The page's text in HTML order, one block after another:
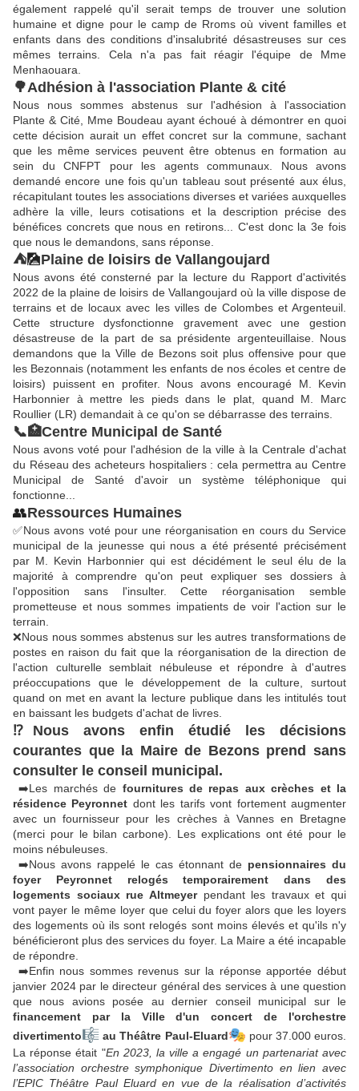
également rappelé qu'il serait temps de trouver une solution
humaine et digne pour le camp de Rroms où vivent familles et
enfants dans des conditions d'insalubrité désastreuses sur ces
mêmes terrains. Cela n'a pas fait réagir l'équipe de Mme
Menhaouara.
🌳Adhésion à l'association Plante & cité
Nous nous sommes abstenus sur l'adhésion à l'association
Plante & Cité, Mme Boudeau ayant échoué à démontrer en quoi
cette décision aurait un effet concret sur la commune, sachant
que les même services peuvent être obtenus en formation au
sein du CNFPT pour les agents communaux. Nous avons
demandé encore une fois qu'un tableau sout présenté aux élus,
récapitulant toutes les associations diverses et variées auxquelles
adhère la ville, leurs cotisations et la description précise des
bénéfices concrets que nous en retirons... C'est donc la 3e fois
que nous le demandons, sans réponse.
⛺️🎑Plaine de loisirs de Vallangoujard
Nous avons été consterné par la lecture du Rapport d'activités
2022 de la plaine de loisirs de Vallangoujard où la ville dispose de
terrains et de locaux avec les villes de Colombes et Argenteuil.
Cette structure dysfonctionne gravement avec une gestion
désastreuse de la part de sa présidente argenteuillaise. Nous
demandons que la Ville de Bezons soit plus offensive pour que
les Bezonnais (notamment les enfants de nos écoles et centre de
loisirs) puissent en profiter. Nous avons encouragé M. Kevin
Harbonnier à mettre les pieds dans le plat, quand M. Marc
Roullier (LR) demandait à ce qu'on se débarrasse des terrains.
📞🏥Centre Municipal de Santé
Nous avons voté pour l'adhésion de la ville à la Centrale d'achat
du Réseau des acheteurs hospitaliers : cela permettra au Centre
Municipal de Santé d'avoir un système téléphonique qui
fonctionne...
👥Ressources Humaines
✅Nous avons voté pour une réorganisation en cours du Service
municipal de la jeunesse qui nous a été présenté précisément
par M. Kevin Harbonnier qui est décidément le seul élu de la
majorité à comprendre qu'on peut expliquer ses dossiers à
l'opposition sans l'insulter. Cette réorganisation semble
prometteuse et nous sommes impatients de voir l'action sur le
terrain.
❌Nous nous sommes abstenus sur les autres transformations de
postes en raison du fait que la réorganisation de la direction de
l'action culturelle semblait nébuleuse et répondre à d'autres
préoccupations que le développement de la culture, surtout
quand on met en avant la lecture publique dans les intitulés tout
en baissant les budgets d'achat de livres.
⁉️Nous avons enfin étudié les décisions
courantes que la Maire de Bezons prend sans
consulter le conseil municipal.
➡️Les marchés de fournitures de repas aux crèches et la
résidence Peyronnet dont les tarifs vont fortement augmenter
avec un fournisseur pour les crèches à Vannes en Bretagne
(merci pour le bilan carbone). Les explications ont été pour le
moins nébuleuses.
➡️Nous avons rappelé le cas étonnant de pensionnaires du
foyer Peyronnet relogés temporairement dans des
logements sociaux rue Altmeyerpendant les travaux et qui
vont payer le même loyer que celui du foyer alors que les loyers
des logements où ils sont relogés sont moins élevés et qu'ils n'y
bénéficieront plus des services du foyer. La Maire a été incapable
de répondre.
➡️Enfin nous sommes revenus sur la réponse apportée début
janvier 2024 par le directeur général des services à une question
que nous avions posée au dernier conseil municipal sur le
financement par la Ville d'un concert de l'orchestre
divertimento🎼 au Théâtre Paul-Eluard🎭 pour 37.000 euros.
La réponse était "En 2023, la ville a engagé un partenariat avec
l’association orchestre symphonique Divertimento en lien avec
l’EPIC Théâtre Paul Eluard en vue de la réalisation d’activités